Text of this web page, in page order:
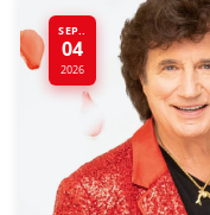
SEP..
04
2026